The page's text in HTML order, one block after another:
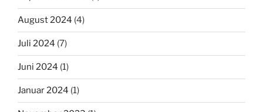
August 2024 (4)
Juli 2024 (7)
Juni 2024 (1)
Januar 2024 (1)